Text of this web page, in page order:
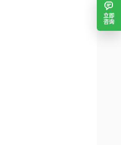
立即
咨询